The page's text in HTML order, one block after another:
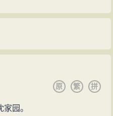
满交接回归的日子还长着
笳”意为：这种
的胡笳之音，禁不住潸
徙的
所之，或云被杀，或云为
拼
繁
原
园。